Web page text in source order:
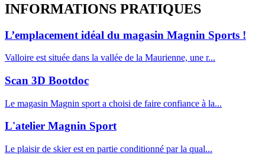
INFORMATIONS PRATIQUES
L’emplacement idéal du magasin Magnin Sports !
Valloire est située dans la vallée de la Maurienne, une r...
Scan 3D Bootdoc
Le magasin Magnin sport a choisi de faire confiance à la...
L'atelier Magnin Sport
Le plaisir de skier est en partie conditionné par la qual...